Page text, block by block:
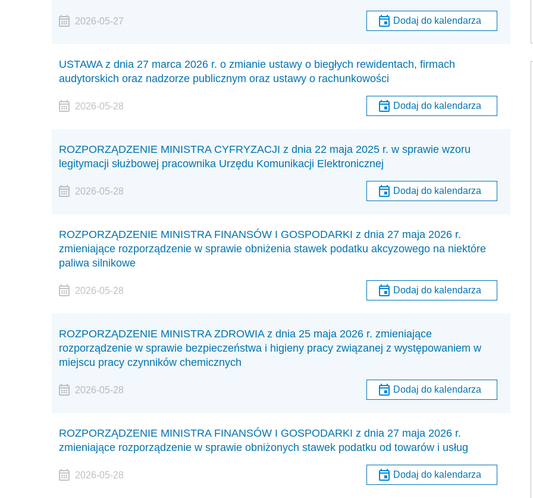
2026-05-27 Dodaj do kalendarza
USTAWA z dnia 27 marca 2026 r. o zmianie ustawy o biegłych rewidentach, firmach
audytorskich oraz nadzorze publicznym oraz ustawy o rachunkowości
2026-05-28 Dodaj do kalendarza
ROZPORZĄDZENIE MINISTRA CYFRYZACJI z dnia 22 maja 2025 r. w sprawie wzoru
legitymacji służbowej pracownika Urzędu Komunikacji Elektronicznej
2026-05-28 Dodaj do kalendarza
ROZPORZĄDZENIE MINISTRA FINANSÓW I GOSPODARKI z dnia 27 maja 2026 r.
zmieniające rozporządzenie w sprawie obniżenia stawek podatku akcyzowego na niektóre
paliwa silnikowe
2026-05-28 Dodaj do kalendarza
ROZPORZĄDZENIE MINISTRA ZDROWIA z dnia 25 maja 2026 r. zmieniające
rozporządzenie w sprawie bezpieczeństwa i higieny pracy związanej z występowaniem w
miejscu pracy czynników chemicznych
2026-05-28 Dodaj do kalendarza
ROZPORZĄDZENIE MINISTRA FINANSÓW I GOSPODARKI z dnia 27 maja 2026 r.
zmieniające rozporządzenie w sprawie obniżonych stawek podatku od towarów i usług
2026-05-28 Dodaj do kalendarza